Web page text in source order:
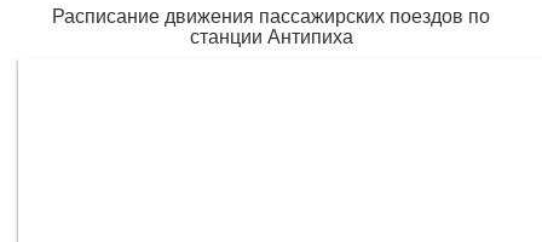
Расписание движения пассажирских поездов по
станции Антипиха